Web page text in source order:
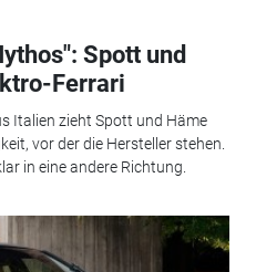
Spott und
Ferrari
Italien zieht Spott und Häme
vor der die Hersteller stehen.
in eine andere Richtung.